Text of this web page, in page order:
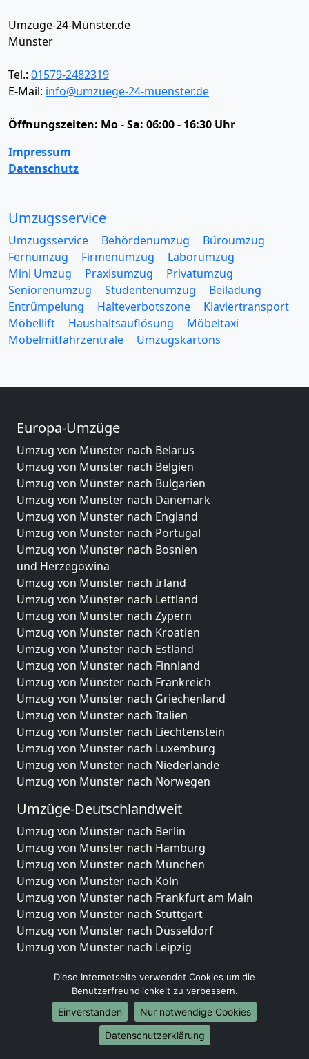
Umzüge-24-Münster.de
Münster
Tel.: 01579-2482319
E-Mail: info@umzuege-24-muenster.de
Öffnungszeiten: Mo - Sa: 06:00 - 16:30 Uhr
Impressum
Datenschutz
Umzugsservice
Umzugsservice Behördenumzug
Büroumzug
Fernumzug
Firmenumzug
Laborumzug
Mini Umzug
Praxisumzug
Privatumzug
Seniorenumzug
Studentenumzug
Beiladung
Entrümpelung
Halteverbotszone
Klaviertransport
Möbellift
Haushaltsauflösung
Möbeltaxi
Möbelmitfahrzentrale
Umzugskartons
Europa-Umzüge
Umzug von Münster nach Belarus
Umzug von Münster nach Belgien
Umzug von Münster nach Bulgarien
Umzug von Münster nach Dänemark
Umzug von Münster nach England
Umzug von Münster nach Portugal
Umzug von Münster nach Bosnien
und Herzegowina
Umzug von Münster nach Irland
Umzug von Münster nach Lettland
Umzug von Münster nach Zypern
Umzug von Münster nach Kroatien
Umzug von Münster nach Estland
Umzug von Münster nach Finnland
Umzug von Münster nach Frankreich
Umzug von Münster nach Griechenland
Umzug von Münster nach Italien
Umzug von Münster nach Liechtenstein
Umzug von Münster nach Luxemburg
Umzug von Münster nach Niederlande
Umzug von Münster nach Norwegen
Umzüge-Deutschlandweit
Umzug von Münster nach Berlin
Umzug von Münster nach Hamburg
Umzug von Münster nach München
Umzug von Münster nach Köln
Umzug von Münster nach Frankfurt am Main
Umzug von Münster nach Stuttgart
Umzug von Münster nach Düsseldorf
Umzug von Münster nach Leipzig
Umzug von Münster nach Essen
Umzug von Münster nach Bremen
Umzug von Münster nach Dresden
Umzug von Münster nach Hannover
Umzug von Münster nach Nürnberg
Diese Internetseite verwendet Cookies um die
Benutzerfreundlichkeit zu verbessern.
Einverstanden
Nur notwendige Cookies
Datenschutzerklärung